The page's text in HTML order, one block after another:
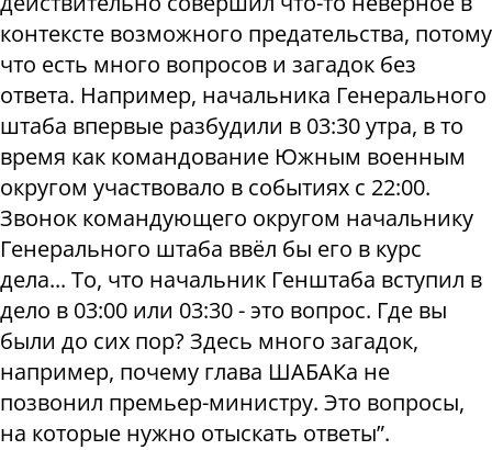
контексте возможного предательства, потому
что есть много вопросов и загадок без
ответа. Например, начальника Генерального
штаба впервые разбудили в 03:30 утра, в то
время как командование Южным военным
округом участвовало в событиях с 22:00.
Звонок командующего округом начальнику
Генерального штаба ввёл бы его в курс
дела... То, что начальник Генштаба вступил в
дело в 03:00 или 03:30 - это вопрос. Где вы
были до сих пор? Здесь много загадок,
например, почему глава ШАБАКа не
позвонил премьер-министру. Это вопросы,
на которые нужно отыскать ответы”.